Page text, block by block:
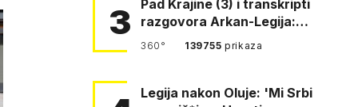
3
Pad Krajine (3) i transkripti
razgovora Arkan-Legija:
'Čujem, prelazite ustašam…
360° 139755prikaza
Legija nakon Oluje: 'Mi Srbi